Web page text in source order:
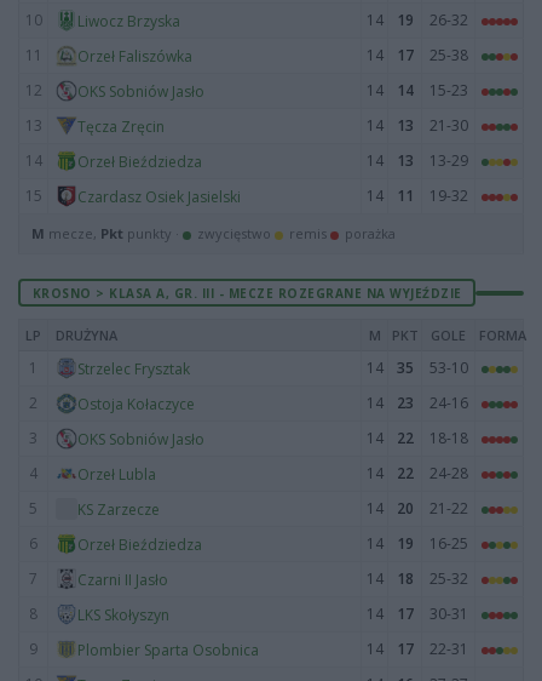
10 Liwocz Brzyska 14 19
26-32
11
Orzeł Faliszówka 14 17
25-38
12
OKS Sobniów Jasło 14 14
15-23
13
Tęcza Zręcin 14 13
21-30
14
Orzeł Bieździedza 14 13
13-29
15
Czardasz Osiek Jasielski 14 11 19-32
M mecze, Pkt punkty · zwycięstwo remis porażka
KROSNO > KLASA A, GR. III - MECZE ROZEGRANE NA WYJEŹDZIE
LP DRUŻYNA M PKT GOLE FORMA
1 Strzelec Frysztak 14 35
53-10
2
Ostoja Kołaczyce 14 23
24-16
3
OKS Sobniów Jasło 14 22
18-18
4
Orzeł Lubla 14 22
24-28
5
KS Zarzecze 14 20
21-22
6
Orzeł Bieździedza 14 19
16-25
7
Czarni II Jasło 14 18
25-32
8
LKS Skołyszyn 14 17
30-31
9
Plombier Sparta Osobnica 14 17
22-31